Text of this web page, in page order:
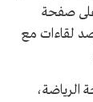
صفحة
لقاءات مع
الرياضة،